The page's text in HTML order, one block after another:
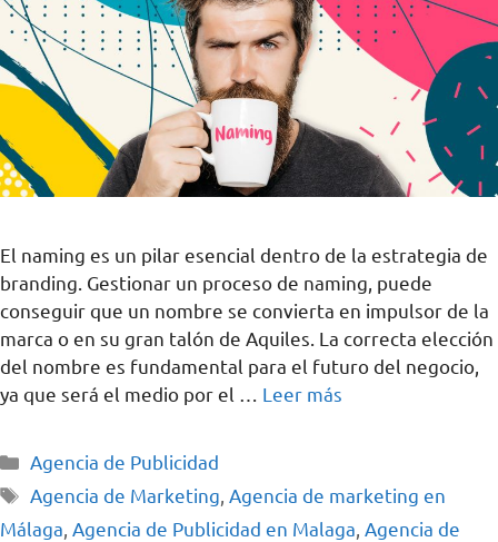
El naming es un pilar esencial dentro de la estrategia de
branding. Gestionar un proceso de naming, puede
conseguir que un nombre se convierta en impulsor de la
marca o en su gran talón de Aquiles. La correcta elección
del nombre es fundamental para el futuro del negocio,
ya que será el medio por el … Leer más
Agencia de Publicidad
Agencia de Marketing Agencia de marketing en
Málaga Agencia de Publicidad en Malaga Agencia de